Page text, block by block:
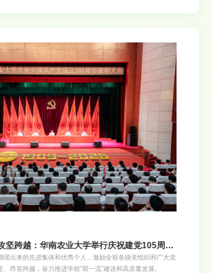
坚跨越：华南农业大学举行庆祝建党105周年
现出来的先进集体和优秀个人，激励全校各级党组织和广大党
昂首跨越，奋力推进学校“双一流”建设和高质量发展。